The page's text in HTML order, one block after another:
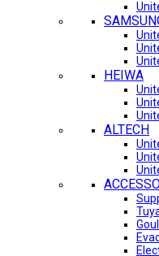
HEIWA
ALTECH